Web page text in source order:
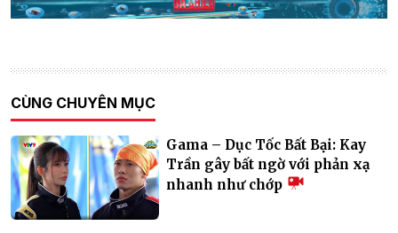
CÙNG CHUYÊN MỤC
Gama – Dục Tốc Bất Bại: Kay
Trần gây bất ngờ với phản xạ
nhanh như chớp